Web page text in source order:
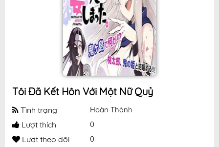
Tôi Đã Kết Hôn Với Một Nữ Quỷ
Tình trạng Hoàn Thành
Lượt thích 0
Lượt theo dõi 0